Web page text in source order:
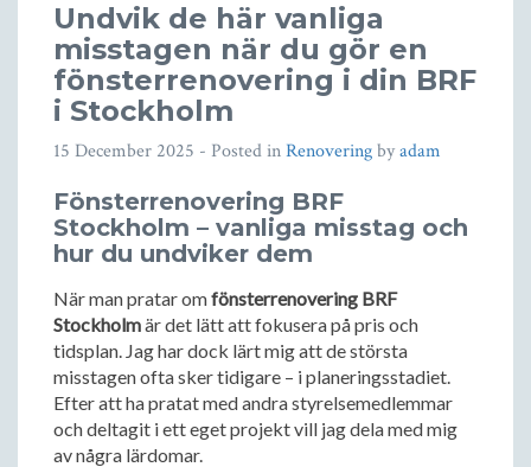
Undvik de här vanliga
misstagen när du gör en
fönsterrenovering i din BRF
i Stockholm
15 December 2025 - Posted inRenoveringbyadam
Fönsterrenovering BRF
Stockholm – vanliga misstag och
hur du undviker dem
När man pratar omfönsterrenovering BRF
Stockholmär det lätt att fokusera på pris och
tidsplan. Jag har dock lärt mig att de största
misstagen ofta sker tidigare – i planeringsstadiet.
Efter att ha pratat med andra styrelsemedlemmar
och deltagit i ett eget projekt vill jag dela med mig
av några lärdomar.